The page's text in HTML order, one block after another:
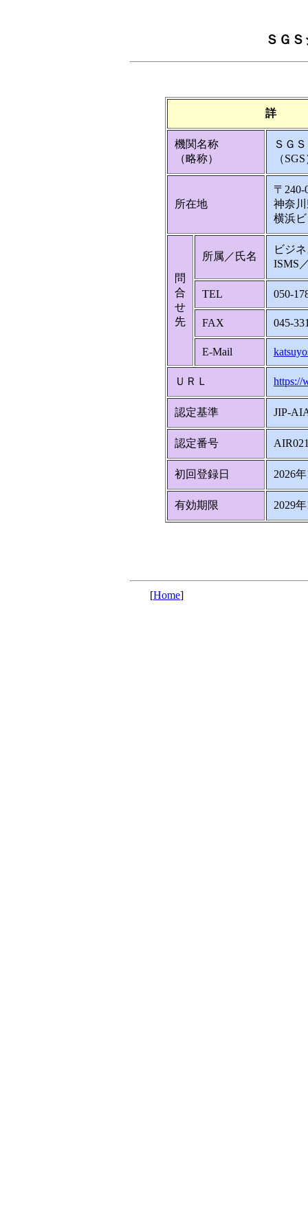
ＳＧ
詳
機関名称
（略称）
ＳＧ
（
所在地
〒240-
神奈
横浜
問
合
せ
先
所属／氏名
ビジ
ISMS
TEL 050-
FAX 045-
E-Mail
ＵＲＬ https://
認定基準 JIP-
認定番号
初回登録日 2026
有効期限 2029
[Home]